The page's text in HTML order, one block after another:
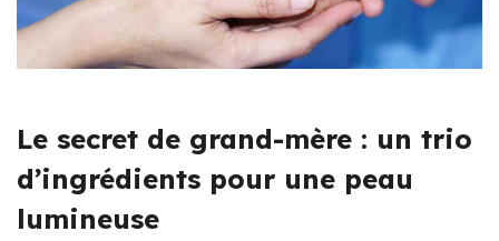
Le secret de grand-mère : un trio
d’ingrédients pour une peau
lumineuse